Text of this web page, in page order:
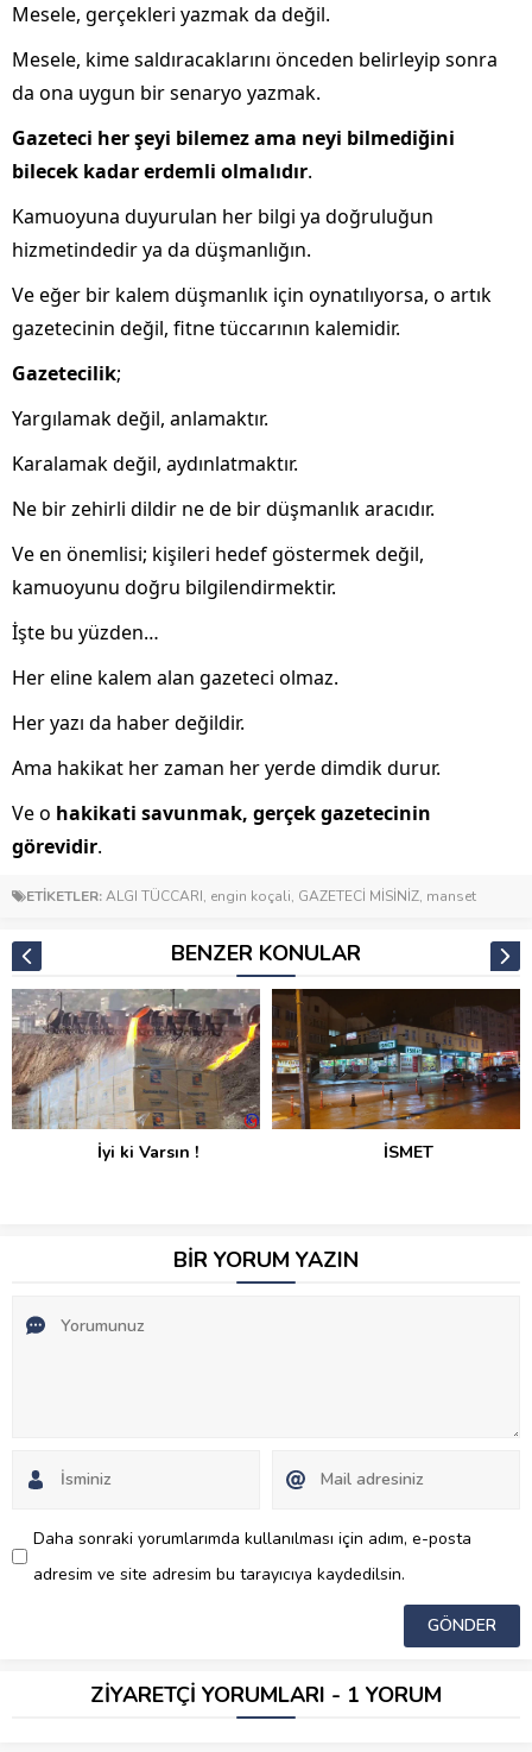
Mesele, gerçekleri yazmak da değil.
Mesele, kime saldıracaklarını önceden belirleyip sonra
da ona uygun bir senaryo yazmak.
Gazeteci her şeyi bilemez ama neyi bilmediğini
bilecek kadar erdemli olmalıdır.
Kamuoyuna duyurulan her bilgi ya doğruluğun
hizmetindedir ya da düşmanlığın.
Ve eğer bir kalem düşmanlık için oynatılıyorsa, o artık
gazetecinin değil, fitne tüccarının kalemidir.
Gazetecilik;
Yargılamak değil, anlamaktır.
Karalamak değil, aydınlatmaktır.
Ne bir zehirli dildir ne de bir düşmanlık aracıdır.
Ve en önemlisi; kişileri hedef göstermek değil,
kamuoyunu doğru bilgilendirmektir.
İşte bu yüzden…
Her eline kalem alan gazeteci olmaz.
Her yazı da haber değildir.
Ama hakikat her zaman her yerde dimdik durur.
Ve o hakikati savunmak, gerçek gazetecinin
görevidir.
ETİKETLER:ALGI TÜCCARI, engin koçali, GAZETECİ MİSİNİZ, manset
BENZER KONULAR
İSMET
Habersiz Değiştirilen Su
BİR YORUM YAZIN
Daha sonraki yorumlarımda kullanılması için adım, e-posta
adresim ve site adresim bu tarayıcıya kaydedilsin.
ZİYARETÇİ YORUMLARI - 1 YORUM